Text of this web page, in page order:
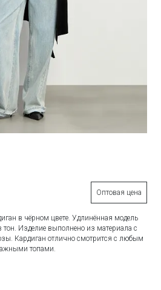
Оптовая цена
в чёрном цвете. Удлинённая модель
тон. Изделие выполнено из материала с
Кардиган отлично смотрится с любым
топами.